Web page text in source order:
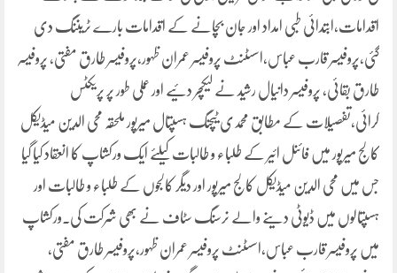
اقدامات،ابتدائی طبی امداد اور جان بچانے کے اقدامات بارے ٹریننگ دی
گئی،پروفیسر قارب عباس،اسسٹنٹ پروفیسر عمران ظہور،پروفیسر طارق مفتی، پروفیسر
طارق بقائی، پروفیسر دانیال رشید نے لیکچر دئیے اور عملی طور پر پریکٹس
کرائی،تفصیلات کے مطابق محمدی ٹیچنگ ہسپتال میرپور ملحقہ محی الدین میڈیکل
کالج میرپور میں فائنل ائیر کے طلباء و طالبات کیلئے ایک ورکشاپ کا انعقاد کیا گیا
جس میں محی الدین میڈیکل کالج میرپور اور دیگر کالجوں کے طلباء و طالبات اور
ہسپتالوں میں ڈیوٹی دینے والے نرسنگ سٹاف نے بھی شرکت کی۔ورکشاپ
میں پروفیسر قارب عباس،اسسٹنٹ پروفیسر عمران ظہور،پروفیسر طارق مفتی،